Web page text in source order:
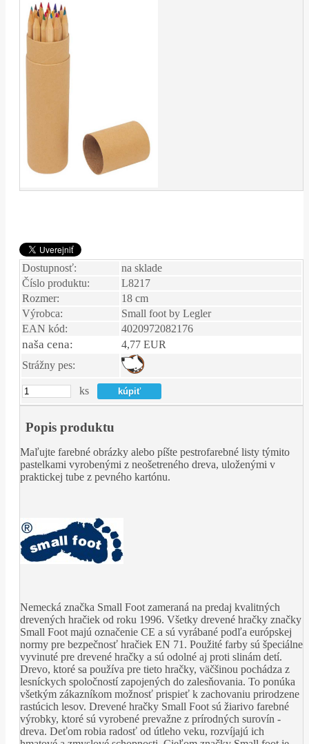
Dostupnosť:
na sklade
Číslo produktu:
L8217
Rozmer:
18 cm
Výrobca:
Small foot by Legler
EAN kód:
4020972082176
naša cena:
4,77 EUR
Strážny pes:
ks
Popis produktu
Maľujte farebné obrázky alebo píšte pestrofarebné listy týmito
pastelkami vyrobenými z neošetreného dreva, uloženými v
praktickej tube z pevného kartónu.
Nemecká značka Small Foot zameraná na predaj kvalitných
drevených hračiek od roku 1996. Všetky drevené hračky značky
Small Foot majú označenie CE a sú vyrábané podľa európskej
normy pre bezpečnosť hračiek EN 71. Použité farby sú špeciálne
vyvinuté pre drevené hračky a sú odolné aj proti slinám detí.
Drevo, ktoré sa používa pre tieto hračky, väčšinou pochádza z
lesníckych spoločností zapojených do zalesňovania. To ponúka
všetkým zákazníkom možnosť prispieť k zachovaniu prirodzene
rastúcich lesov. Drevené hračky Small Foot sú žiarivo farebné
výrobky, ktoré sú vyrobené prevažne z prírodných surovín -
dreva. Deťom robia radosť od útleho veku, rozvíjajú ich